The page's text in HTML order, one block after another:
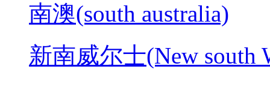
南澳(south australia)
新南威尔士(New south